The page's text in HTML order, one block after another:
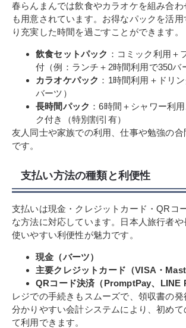
春らんまんでは飲食やカラオケを組み合わ
も用意されています。お得なパックを活用
り充実した時間を過ごすことができます。
飲食セットパック ：コミック利用＋
付（例：ランチ＋2時間利用で350バ
カラオケパック ：1時間利用＋ドリ
バーツ）
長時間パック ：6時間＋シャワー利
ク付き（特別割引有）
友人同士や家族での利用、仕事や勉強の合
です。
支払い方法の種類と利便性
支払いは現金・クレジットカード・QRコ
な方法に対応しています。日本人旅行者や
使いやすい利便性が魅力です。
現金（バーツ）
主要クレジットカード（VISA・
QRコード決済（PromptPay、LINE
レジでの手続きもスムーズで、領収書の発
分かりやすい会計システムにより、初めて
て利用できます。